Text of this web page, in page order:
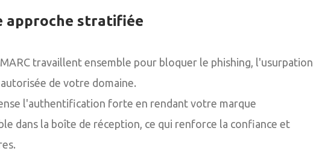
approche stratifiée
travaillent ensemble pour bloquer le phishing, l'usurpation
de votre domaine.
l'authentification forte en rendant votre marque
dans la boîte de réception, ce qui renforce la confiance et